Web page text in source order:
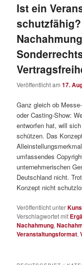
Ist ein
schutzfähig?
Veröffentlicht am17.
Ganz gleich ob
oder Casting-Show:
entworfen hat, will
schützen. Das
umfassendes
unternehmerischen
Deutschland nicht.
Konzept nicht
Veröffentlicht unter
Verschlagwortet mit
Nachahmung,
Veranstaltungsformat,